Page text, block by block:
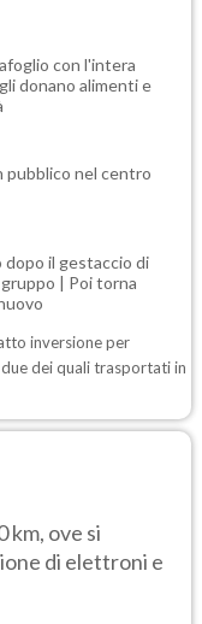
con l'intera
donano alimenti e
pubblico nel centro
dopo il gestaccio di
| Poi torna
inversione per
dei quali trasportati in
km, ove si
di elettroni e